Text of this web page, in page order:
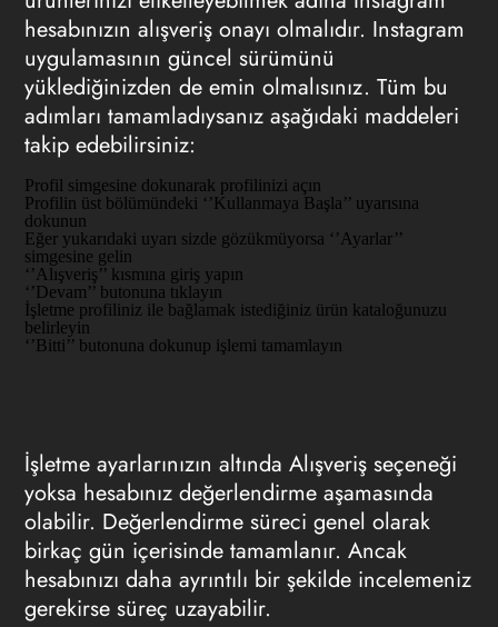
hesabınızın alışveriş onayı olmalıdır. Instagram
uygulamasının güncel sürümünü
yüklediğinizden de emin olmalısınız. Tüm bu
adımları tamamladıysanız aşağıdaki maddeleri
takip edebilirsiniz:
Profil simgesine dokunarak profilinizi açın
Profilin üst bölümündeki ‘’Kullanmaya Başla’’ uyarısına
dokunun
Eğer yukarıdaki uyarı sizde gözükmüyorsa ‘’Ayarlar’’
simgesine gelin
‘’Alışveriş’’ kısmına giriş yapın
‘’Devam’’ butonuna tıklayın
İşletme profiliniz ile bağlamak istediğiniz ürün kataloğunuzu
belirleyin
‘’Bitti’’ butonuna dokunup işlemi tamamlayın
İşletme ayarlarınızın altında Alışveriş seçeneği
yoksa hesabınız değerlendirme aşamasında
olabilir. Değerlendirme süreci genel olarak
birkaç gün içerisinde tamamlanır. Ancak
hesabınızı daha ayrıntılı bir şekilde incelemeniz
gerekirse süreç uzayabilir.